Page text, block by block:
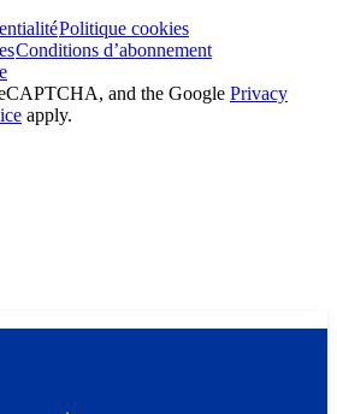
Politique cookies
Conditions d’abonnement
and the Google Privacy
apply.